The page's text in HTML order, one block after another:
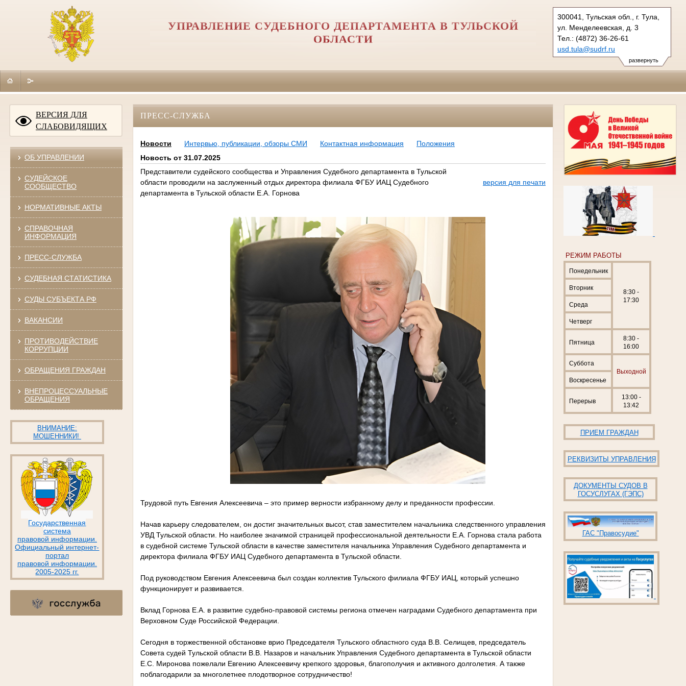
развернуть
300041, Тульская обл., г. Тула,
ул. Менделеевская, д. 3
Тел.: (4872) 36-26-61
usd.tula@sudrf.ru
УПРАВЛЕНИЕ СУДЕБНОГО ДЕПАРТАМЕНТА В ТУЛЬСКОЙ
ОБЛАСТИ
ВЕРСИЯ ДЛЯ
СЛАБОВИДЯЩИХ
ОБ УПРАВЛЕНИИ
СУДЕЙСКОЕ
СООБЩЕСТВО
НОРМАТИВНЫЕ АКТЫ
СПРАВОЧНАЯ
ИНФОРМАЦИЯ
ПРЕСС-СЛУЖБА
СУДЕБНАЯ СТАТИСТИКА
СУДЫ СУБЪЕКТА РФ
ВАКАНСИИ
ПРОТИВОДЕЙСТВИЕ
КОРРУПЦИИ
ОБРАЩЕНИЯ ГРАЖДАН
ВНЕПРОЦЕССУАЛЬНЫЕ
ОБРАЩЕНИЯ
ВНИМАНИЕ:
МОШЕННИКИ!
Государственная
система
правовой информации.
Официальный интернет-
портал
правовой информации.
2005-2025 гг.
РЕЖИМ РАБОТЫ
Понедельник
8:30 -
17:30
Вторник
Среда
Четверг
Пятница
8:30 -
16:00
Суббота
Выходной
Воскресенье
Перерыв
13:00 -
13:42
ПРИЕМ ГРАЖДАН
РЕКВИЗИТЫ УПРАВЛЕНИЯ
ДОКУМЕНТЫ СУДОВ В
ГОСУСЛУГАХ (ГЭПС)
ГАС "Правосудие"
ПРЕСС-СЛУЖБА
Новости Интервью, публикации, обзоры СМИ Контактная информация
Положения
Новость от 31.07.2025
Представители судейского сообщества и Управления Судебного департамента в Тульской
области проводили на заслуженный отдых директора филиала ФГБУ ИАЦ Судебного
департамента в Тульской области Е.А. Горнова
версия для печати
Трудовой путь Евгения Алексеевича – это пример верности избранному делу и преданности профессии.
Начав карьеру следователем, он достиг значительных высот, став заместителем начальника следственного управления
УВД Тульской области. Но наиболее значимой страницей профессиональной деятельности Е.А. Горнова стала работа
в судебной системе Тульской области в качестве заместителя начальника Управления Судебного департамента и
директора филиала ФГБУ ИАЦ Судебного департамента в Тульской области.
Под руководством Евгения Алексеевича был создан коллектив Тульского филиала ФГБУ ИАЦ, который успешно
функционирует и развивается.
Вклад Горнова Е.А. в развитие судебно-правовой системы региона отмечен наградами Судебного департамента при
Верховном Суде Российской Федерации.
Сегодня в торжественной обстановке врио Председателя Тульского областного суда В.В. Селищев, председатель
Совета судей Тульской области В.В. Назаров и начальник Управления Судебного департамента в Тульской области
Е.С. Миронова пожелали Евгению Алексеевичу крепкого здоровья, благополучия и активного долголетия. А также
поблагодарили за многолетнее плодотворное сотрудничество!